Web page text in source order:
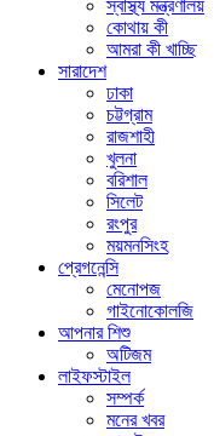
স্বাস্থ্য মন্ত্রণালয়
কোথায় কী
আমরা কী খাচ্ছি
সারাদেশ
ঢাকা
চট্টগ্রাম
রাজশাহী
খুলনা
বরিশাল
সিলেট
রংপুর
ময়মনসিংহ
প্রেগনেন্সি
মেনোপজ
গাইনোকোলজি
আপনার শিশু
অটিজম
লাইফস্টাইল
সম্পর্ক
মনের খবর